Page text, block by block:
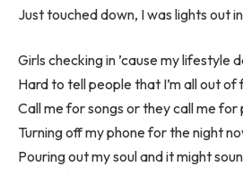
Just touched down, I was lights out
Girls checking in ’cause my lifestyle
Hard to tell people that I’m all out of
Call me for songs or they call me for
Turning off my phone for the night
Pouring out my soul and it might